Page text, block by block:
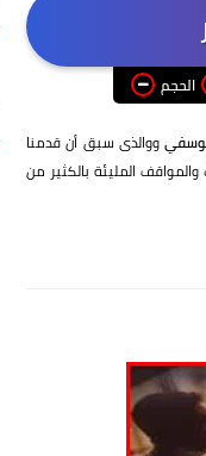
الحجم
ووالذى سبق أن قدمنا
المليئة بالكثير من